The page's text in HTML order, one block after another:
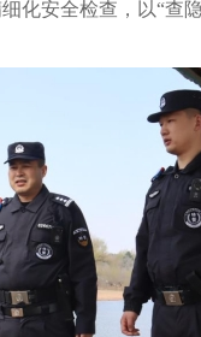
化安全检查，以“查